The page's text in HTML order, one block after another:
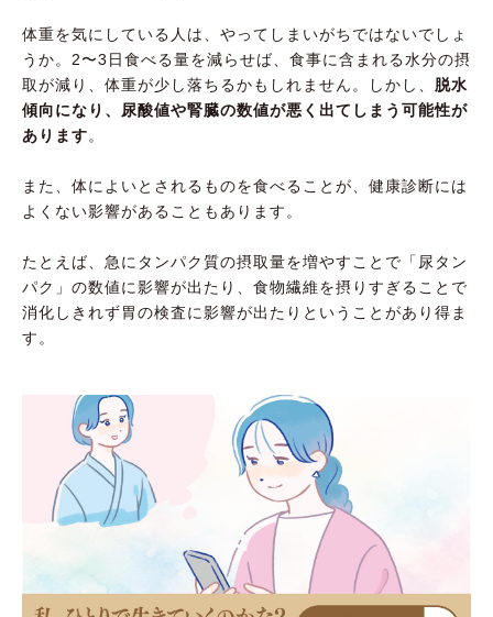
体重を気にしている人は、やってしまいがちではないでしょ
うか。2〜3日食べる量を減らせば、食事に含まれる水分の摂
取が減り、体重が少し落ちるかもしれません。しかし、 脱水
傾向になり、尿酸値や腎臓の数値が悪く出てしまう可能性が
あります。
また、体によいとされるものを食べることが、健康診断には
よくない影響があることもあります。
たとえば、急にタンパク質の摂取量を増やすことで「尿タン
パク」の数値に影響が出たり、食物繊維を摂りすぎることで
消化しきれず胃の検査に影響が出たりということがあり得ま
す。